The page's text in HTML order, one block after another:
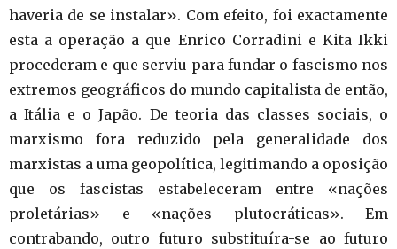
haveria de se instalar». Com efeito, foi exactamente
esta a operação a que Enrico Corradini e Kita Ikki
procederam e que serviu para fundar o fascismo nos
extremos geográficos do mundo capitalista de então,
a Itália e o Japão. De teoria das classes sociais, o
marxismo fora reduzido pela generalidade dos
marxistas a uma geopolítica, legitimando a oposição
que os fascistas estabeleceram entre «nações
proletárias» e «nações plutocráticas». Em
contrabando, outro futuro substituíra-se ao futuro